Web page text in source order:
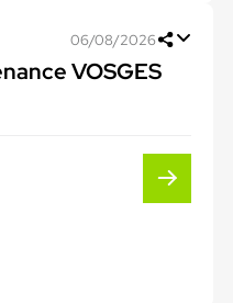
06/08/2026
VOSGES